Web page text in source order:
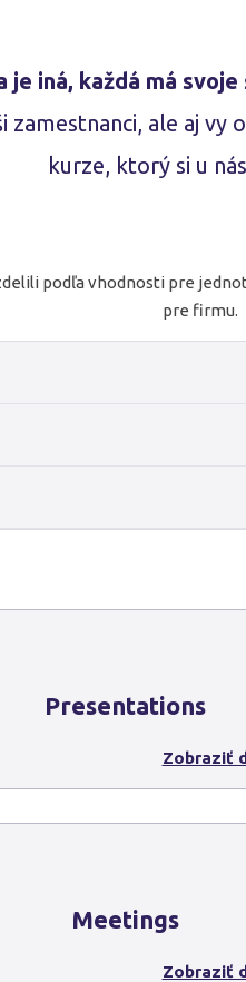
je iná, každá má
zamestnanci, ale aj
kurze, ktorý si u
podľa vhodnosti pre
pre firmu.
Presentations
Zobraziť
Meetings
Zobraziť